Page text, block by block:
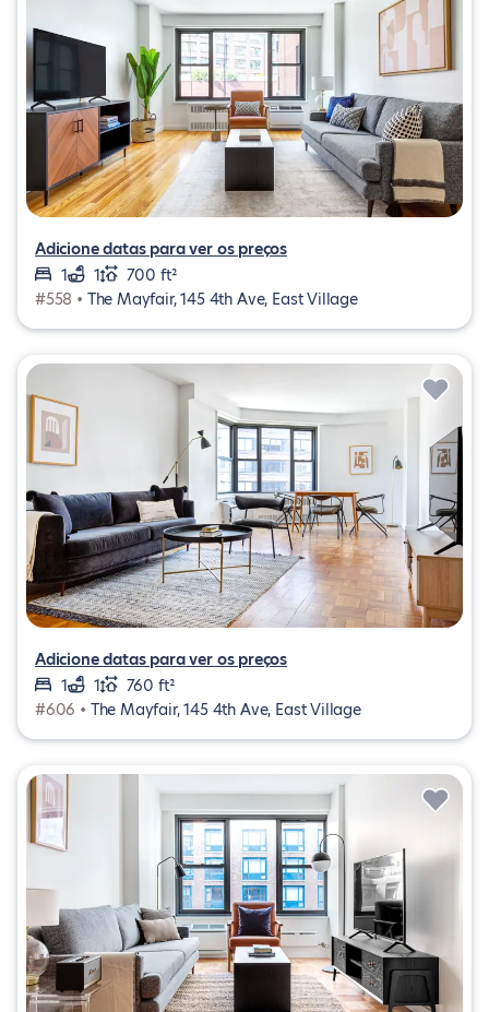
Adicione datas para ver os preços
1
1
700 ft²
#558 • The Mayfair, 145 4th Ave, East Village
Adicione datas para ver os preços
1
1
760 ft²
#606 • The Mayfair, 145 4th Ave, East Village